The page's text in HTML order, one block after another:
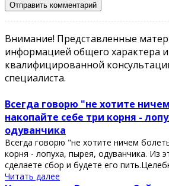
Внимание! Представленные
информацией общего характера
квалифицированной
специалиста.
Всегда говорю "не хотите
накопайте себе три корня -
одуванчика
Всегда говорю "не хотите ничем
корня - лопуха, пырея, одуванчика. Из
сделаете сбор и будете его
Читать далее